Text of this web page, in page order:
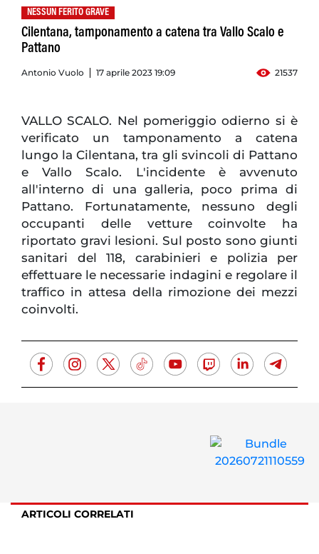
NESSUN FERITO GRAVE
Cilentana, tamponamento a catena tra Vallo Scalo e
Pattano
Antonio Vuolo 17 aprile 2023 19:09 21537
VALLO SCALO. Nel pomeriggio odierno si è
verificato un tamponamento a catena
lungo la Cilentana, tra gli svincoli di Pattano
e Vallo Scalo. L'incidente è avvenuto
all'interno di una galleria, poco prima di
Pattano. Fortunatamente, nessuno degli
occupanti delle vetture coinvolte ha
riportato gravi lesioni. Sul posto sono giunti
sanitari del 118, carabinieri e polizia per
effettuare le necessarie indagini e regolare il
traffico in attesa della rimozione dei mezzi
coinvolti.
ARTICOLI CORRELATI